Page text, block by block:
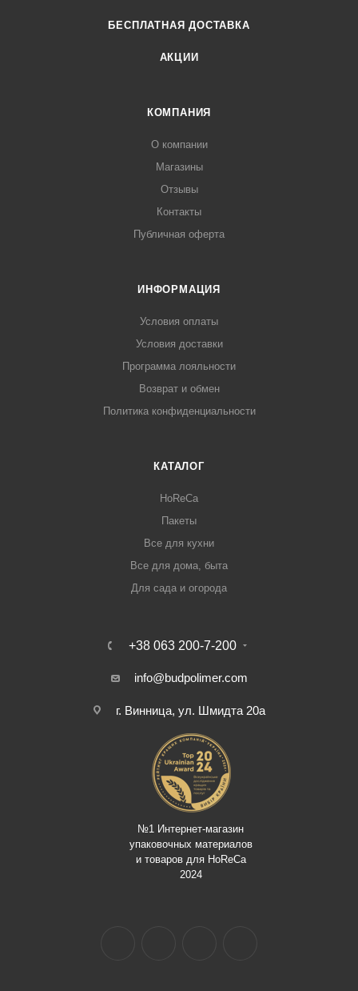
БЕСПЛАТНАЯ ДОСТАВКА
АКЦИИ
КОМПАНИЯ
О компании
Магазины
Отзывы
Контакты
Публичная оферта
ИНФОРМАЦИЯ
Условия оплаты
Условия доставки
Программа лояльности
Возврат и обмен
Политика конфиденциальности
КАТАЛОГ
HoReCa
Пакеты
Все для кухни
Все для дома, быта
Для сада и огорода
+38 063 200-7-200
info@budpolimer.com
г. Винница, ул. Шмидта 20а
№1 Интернет-магазин
упаковочных материалов
и товаров для HoReCa
2024